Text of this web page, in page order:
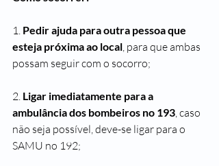
1. Pedir ajuda para outra pessoa que
esteja próxima ao local, para que ambas
possam seguir com o socorro;
2. Ligar imediatamente para a
ambulância dos bombeiros no 193, caso
não seja possível, deve-se ligar para o
SAMU no 192;